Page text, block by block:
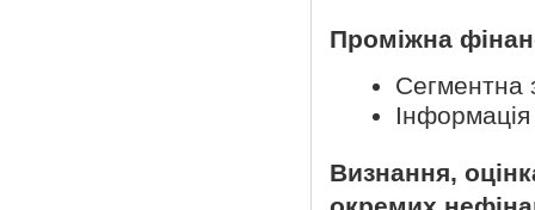
Проміжна
Сегментна
Визнання,